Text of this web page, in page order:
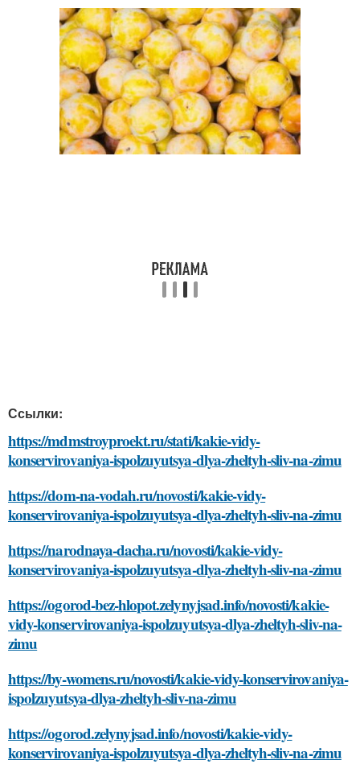
Ссылки:
https://mdmstroyproekt.ru/stati/kakie-vidy-
konservirovaniya-ispolzuyutsya-dlya-zheltyh-sliv-na-zimu
https://dom-na-vodah.ru/novosti/kakie-vidy-
konservirovaniya-ispolzuyutsya-dlya-zheltyh-sliv-na-zimu
https://narodnaya-dacha.ru/novosti/kakie-vidy-
konservirovaniya-ispolzuyutsya-dlya-zheltyh-sliv-na-zimu
https://ogorod-bez-hlopot.zelynyjsad.info/novosti/kakie-
vidy-konservirovaniya-ispolzuyutsya-dlya-zheltyh-sliv-na-
zimu
https://by-womens.ru/novosti/kakie-vidy-konservirovaniya-
ispolzuyutsya-dlya-zheltyh-sliv-na-zimu
https://ogorod.zelynyjsad.info/novosti/kakie-vidy-
konservirovaniya-ispolzuyutsya-dlya-zheltyh-sliv-na-zimu